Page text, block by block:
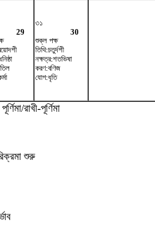
29
৩১
30
শুক্ল পক্ষ
তিথি:চতুর্দশী
নক্ষত্র:শতভিষ‌া
করণ:বণিজ
যোগ:ধৃতি
রাখী-পূর্ণিমা
শুরু